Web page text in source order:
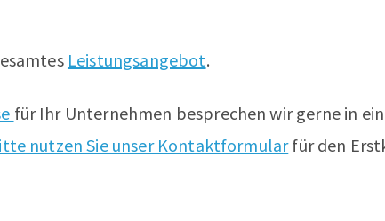
Leistungsangebot.
für Ihr Unternehmen besprechen wir gerne in
nutzen Sie unser Kontaktformularfür den